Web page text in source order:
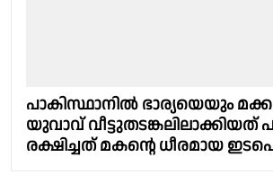
പാകിസ്ഥാനിൽ ഭാര്യയെയും
യുവാവ് വീട്ടുതടങ്കലിലാക്കിയത്
രക്ഷിച്ചത് മകൻ്റെ ധീരമായ